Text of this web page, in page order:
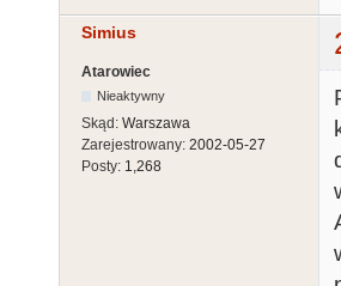
Simius
Atarowiec
Nieaktywny
Skąd: Warszawa
Zarejestrowany: 2002-05-27
Posty: 1,268